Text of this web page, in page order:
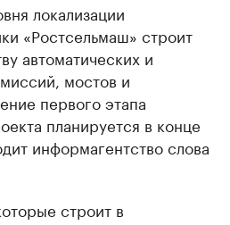
локализации
«Ростсельмаш» строит
автоматических и
мостов и
первого этапа
планируется в конце
информагентство слова
строит в